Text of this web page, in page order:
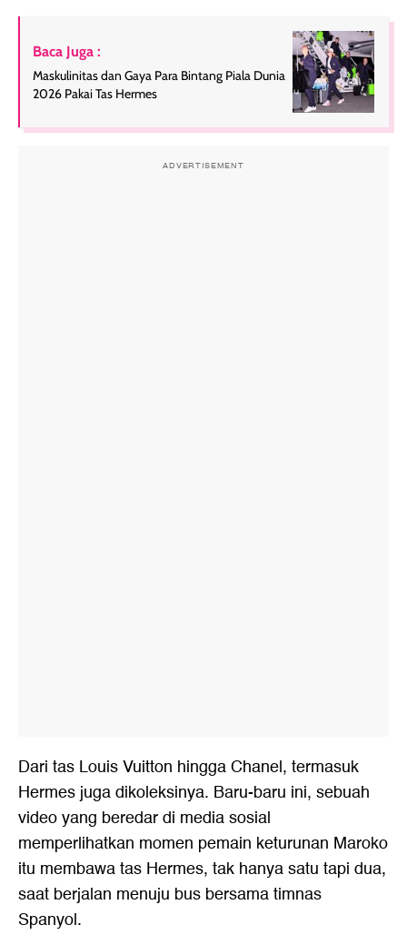
Baca Juga :
Maskulinitas dan Gaya Para Bintang Piala Dunia
2026 Pakai Tas Hermes
ADVERTISEMENT
Dari tas Louis Vuitton hingga Chanel, termasuk
Hermes juga dikoleksinya. Baru-baru ini, sebuah
video yang beredar di media sosial
memperlihatkan momen pemain keturunan Maroko
itu membawa tas Hermes, tak hanya satu tapi dua,
saat berjalan menuju bus bersama timnas
Spanyol.